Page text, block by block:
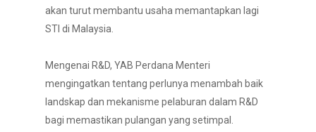
akan turut membantu usaha memantapkan lagi
STI di Malaysia.
Mengenai R&D, YAB Perdana Menteri
mengingatkan tentang perlunya menambah baik
landskap dan mekanisme pelaburan dalam R&D
bagi memastikan pulangan yang setimpal.